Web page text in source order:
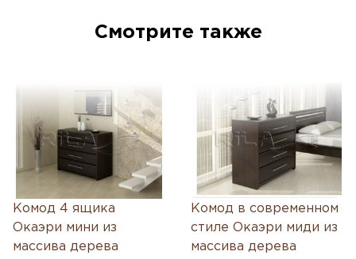
Смотрите также
Комод 4 ящика
Окаэри мини из
массива дерева
Комод в современном
стиле Окаэри миди из
массива дерева